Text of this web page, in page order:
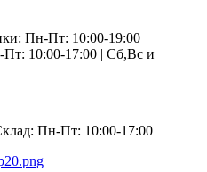
Пн-Пт: 10:00-19:00
10:00-17:00 | Сб,Вс и
Пн-Пт: 10:00-17:00